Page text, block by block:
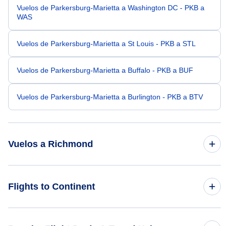
Vuelos de Parkersburg-Marietta a Washington DC - PKB a
WAS
Vuelos de Parkersburg-Marietta a St Louis - PKB a STL
Vuelos de Parkersburg-Marietta a Buffalo - PKB a BUF
Vuelos de Parkersburg-Marietta a Burlington - PKB a BTV
Vuelos a Richmond
Flights to Continent